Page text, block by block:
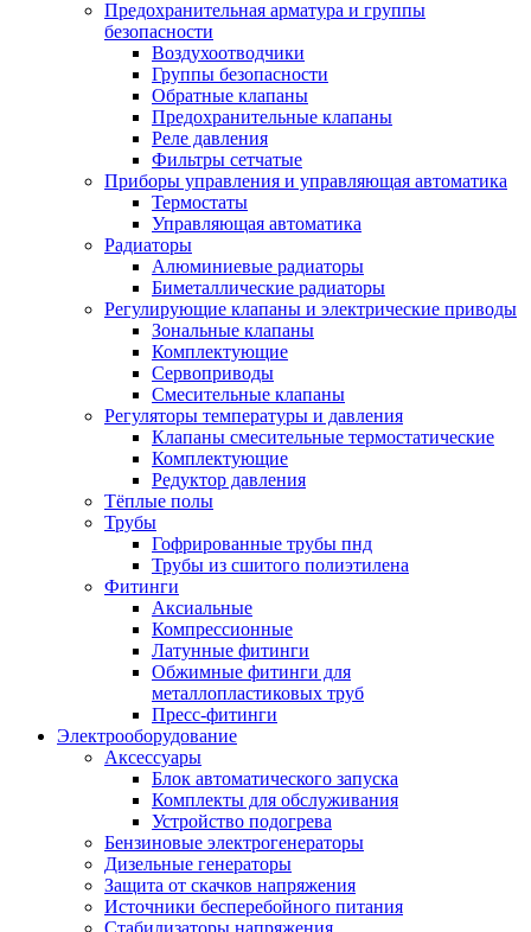
Предохранительная арматура и группы
безопасности
Воздухоотводчики
Группы безопасности
Обратные клапаны
Предохранительные клапаны
Реле давления
Фильтры сетчатые
Приборы управления и управляющая автоматика
Термостаты
Управляющая автоматика
Радиаторы
Алюминиевые радиаторы
Биметаллические радиаторы
Регулирующие клапаны и электрические приводы
Зональные клапаны
Комплектующие
Сервоприводы
Смесительные клапаны
Регуляторы температуры и давления
Клапаны смесительные термостатические
Комплектующие
Редуктор давления
Тёплые полы
Трубы
Гофрированные трубы пнд
Трубы из сшитого полиэтилена
Фитинги
Аксиальные
Компрессионные
Латунные фитинги
Обжимные фитинги для
металлопластиковых труб
Пресс-фитинги
Электрооборудование
Аксессуары
Блок автоматического запуска
Комплекты для обслуживания
Устройство подогрева
Бензиновые электрогенераторы
Дизельные генераторы
Защита от скачков напряжения
Источники бесперебойного питания
Стабилизаторы напряжения